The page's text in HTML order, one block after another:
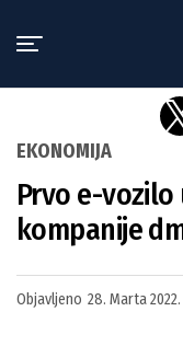
EKONOMIJA
Prvo e-
kompanije
Objavljeno 28. Marta 2022.